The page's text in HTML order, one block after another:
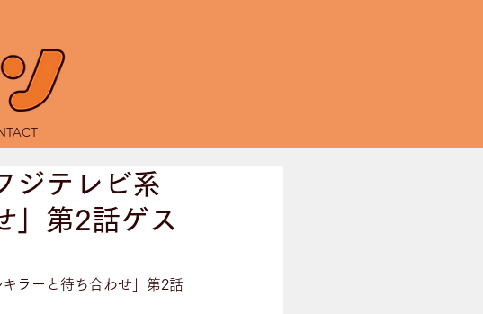
ジテレビ系
」第2話ゲス
ラーと待ち合わせ」第2話